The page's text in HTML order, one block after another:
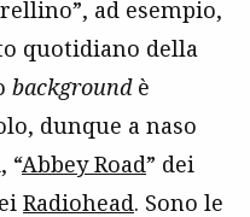
ad esempio,
quotidiano della
backgroundè
dunque a naso
“Abbey Road” dei
Radiohead. Sono le